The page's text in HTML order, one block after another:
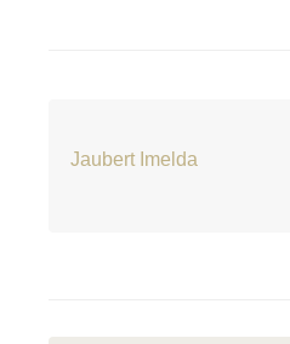
Jaubert Imelda